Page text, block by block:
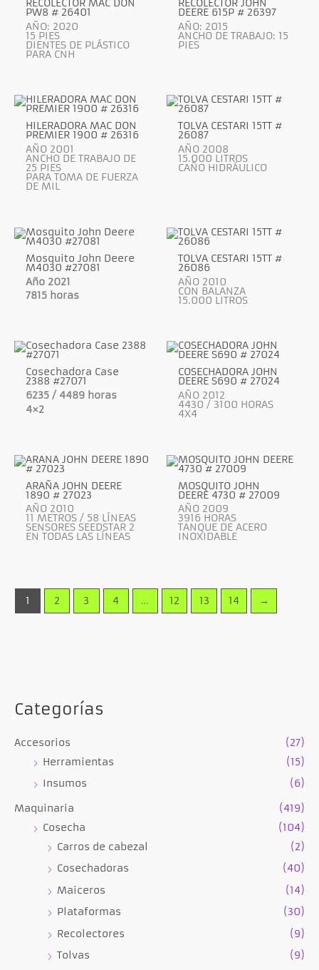
Categorías
Accesorios
(27)
Herramientas
(15)
Insumos
(6)
Maquinaria
(419)
Cosecha
(104)
Carros de cabezal
(2)
Cosechadoras
(40)
Maiceros
(14)
Plataformas
(30)
Recolectores
(9)
Tolvas
(9)
RECOLECTOR MAC DON
PW8 # 26401
AÑO: 2020
15 PIES
DIENTES DE PLÁSTICO
PARA CNH
RECOLECTOR JOHN
DEERE 615P # 26397
AÑO: 2015
ANCHO DE TRABAJO: 15
PIES
HILERADORA MAC DON
PREMIER 1900 # 26316
AÑO 2001
ANCHO DE TRABAJO DE
25 PIES
PARA TOMA DE FUERZA
DE MIL
TOLVA CESTARI 15TT #
26087
AÑO 2008
15.000 LITROS
CAÑO HIDRÁULICO
Mosquito John Deere
M4030 #27081
Año 2021
7815 horas
TOLVA CESTARI 15TT #
26086
AÑO 2010
CON BALANZA
15.000 LITROS
Cosechadora Case
2388 #27071
6235 / 4489 horas
4×2
COSECHADORA JOHN
DEERE S690 # 27024
AÑO 2012
4430 / 3100 HORAS
4X4
ARAÑA JOHN DEERE
1890 # 27023
AÑO 2010
11 METROS / 58 LÍNEAS
SENSORES SEEDSTAR 2
EN TODAS LAS LÍNEAS
MOSQUITO JOHN
DEERE 4730 # 27009
AÑO 2009
3916 HORAS
TANQUE DE ACERO
INOXIDABLE
1 2 3 4 … 12 13 14 →